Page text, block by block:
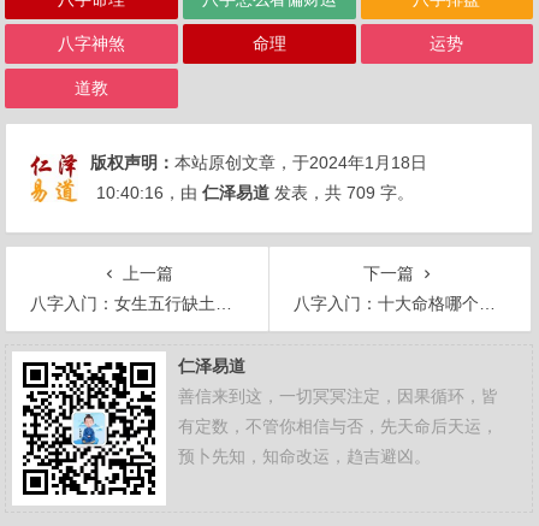
八字神煞 命理 运势
道教
版权声明：本站原创文章，于2024年1月18日
10:40:16 ，由仁泽易道 发表，共 709 字。
上一篇
八字入门：女生五行缺土怎么补救？
下一篇
八字入门：十大命格哪个最好？
仁泽易道
善信来到这，一切冥冥注定，因果循环，皆
有定数，不管你相信与否，先天命后天运，
预卜先知，知命改运，趋吉避凶。